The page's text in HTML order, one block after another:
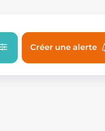
Créer une alerte